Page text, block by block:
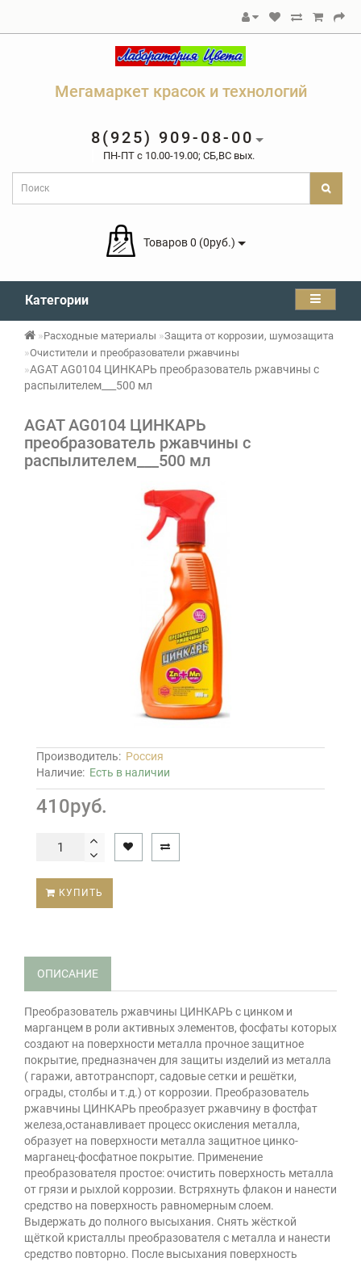
Мегамаркет красок и технологий
8(925) 909-08-00
ПН-ПТ c 10.00-19.00; СБ,ВС вых.
Товаров 0 (0руб.)
Категории
Расходные материалы
Защита от коррозии, шумозащита
Очистители и преобразователи ржавчины
AGAT AG0104 ЦИНКАРЬ преобразователь ржавчины с
распылителем___500 мл
AGAT AG0104 ЦИНКАРЬ
преобразователь ржавчины с
распылителем___500 мл
Производитель: Россия
Наличие: Есть в наличии
410руб.
КУПИТЬ
ОПИСАНИЕ
Преобразователь ржавчины ЦИНКАРЬ с цинком и
марганцем в роли активных элементов, фосфаты которых
создают на поверхности металла прочное защитное
покрытие, предназначен для защиты изделий из металла
( гаражи, автотранспорт, садовые сетки и решётки,
ограды, столбы и т.д.) от коррозии. Преобразователь
ржавчины ЦИНКАРЬ преобразует ржавчину в фостфат
железа,останавливает процесс окисления металла,
образует на поверхности металла защитное цинко-
марганец-фосфатное покрытие. Применение
преобразователя простое: очистить поверхность металла
от грязи и рыхлой коррозии. Встряхнуть флакон и нанести
средство на поверхность равномерным слоем.
Выдержать до полного высыхания. Снять жёсткой
щёткой кристаллы преобразователя с металла и нанести
средство повторно. После высыхания поверхность